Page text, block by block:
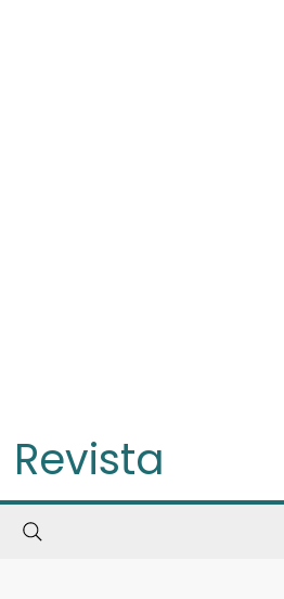
Revista